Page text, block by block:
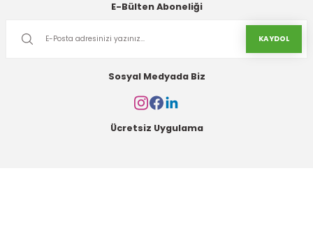
E-Bülten Aboneliği
KAYDOL
Sosyal Medyada Biz
Ücretsiz Uygulama